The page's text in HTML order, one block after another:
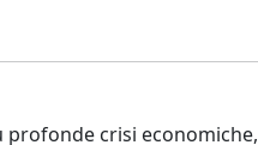
crisi economiche,